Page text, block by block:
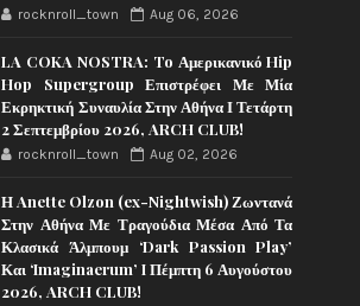
rocknroll_town Aug 06, 2026
LA COKA NOSTRA: To Αμερικανικό Hip
Hop Supergroup Επιστρέφει Με Μία
Εκρηκτική Συναυλία Στην Αθήνα Ι Τετάρτη
2 Σεπτεμβρίου 2026, ARCH CLUB!
rocknroll_town Aug 02, 2026
Η Anette Olzon (ex-Nightwish) Ζωντανά
Στην Αθήνα Με Τραγούδια Μέσα Από Τα
Κλασικά Άλμπουμ ‘Dark Passion Play’
Και ‘Imaginaerum’ I Πέμπτη 6 Αυγούστου
2026, ARCH CLUB!